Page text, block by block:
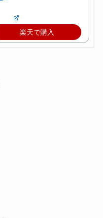
楽天で購入